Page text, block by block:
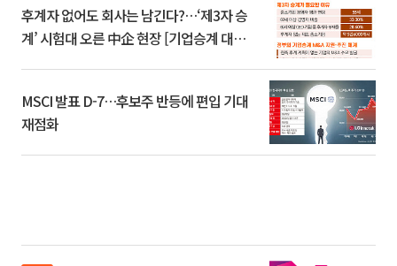
후계자 없어도 회사는 남긴다?…‘제3자 승
계’ 시험대 오른 中企 현장 [기업승계 대전
MSCI 발표 D-7…후보주 반등에 편입 기대
재점화